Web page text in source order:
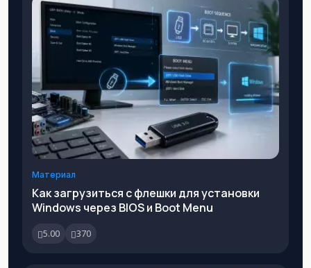
Материал
Как загрузиться с флешки для установки
Windows через BIOS и Boot Menu
5.00 370